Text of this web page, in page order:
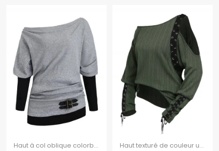
Haut à col oblique colorblock Haut à manches longues à boucle texturée Haut texturé de couleur unie à lacets et découpes, col oblique, manches longues